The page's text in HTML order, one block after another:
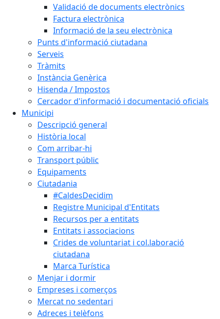
Validació de documents electrònics
Factura electrònica
Informació de la seu electrònica
Punts d'informació ciutadana
Serveis
Tràmits
Instància Genèrica
Hisenda / Impostos
Cercador d'informació i documentació oficials
Municipi
Descripció general
Història local
Com arribar-hi
Transport públic
Equipaments
Ciutadania
#CaldesDecidim
Registre Municipal d'Entitats
Recursos per a entitats
Entitats i associacions
Crides de voluntariat i col.laboració
ciutadana
Marca Turística
Menjar i dormir
Empreses i comerços
Mercat no sedentari
Adreces i telèfons